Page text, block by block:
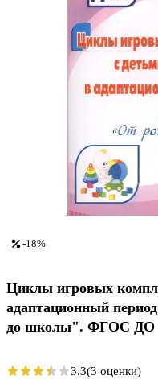
-18%
Циклы игровых
адаптационный
до школы". ФГОС ДО
3.3(3 оценки)